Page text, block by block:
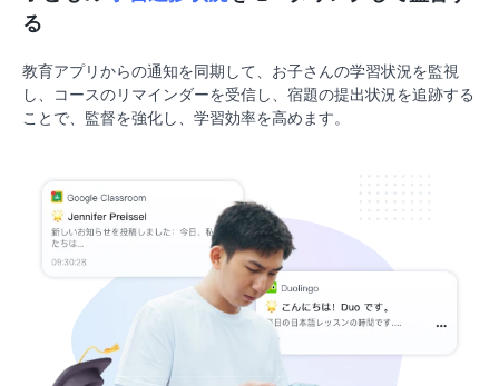
る
教育アプリからの通知を同期して、お子さんの学習状況を監視
し、コースのリマインダーを受信し、宿題の提出状況を追跡する
ことで、監督を強化し、学習効率を高めます。